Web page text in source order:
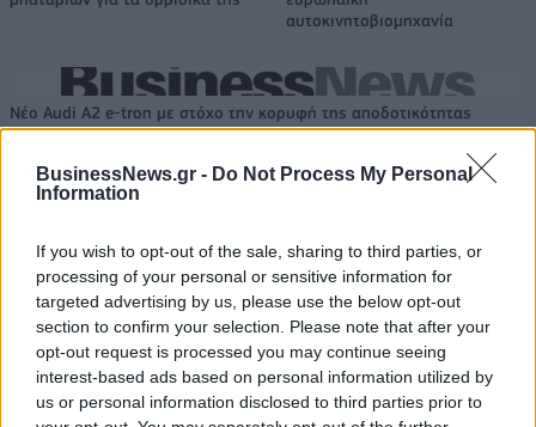
BusinessNews.gr - Do Not Process My Personal
Information
If you wish to opt-out of the sale, sharing to third parties, or
processing of your personal or sensitive information for
targeted advertising by us, please use the below opt-out
section to confirm your selection. Please note that after your
opt-out request is processed you may continue seeing
interest-based ads based on personal information utilized by
us or personal information disclosed to third parties prior to
αυτοκινητοβιομηχανία
Νέο Audi A2 e-tron με στόχο την κορυφή της αποδοτικότητας
Εθνική Παίδων: Απώλεσε
έχασε 84-89 από το Ισραήλ
Ελληνική Αναπτυξιακή Τράπεζα: Με «προίκα» 2 δισ. ευρώ ανοίγει
δρόμο για δάνεια έως 5 δισ. σε μικρομεσαίες